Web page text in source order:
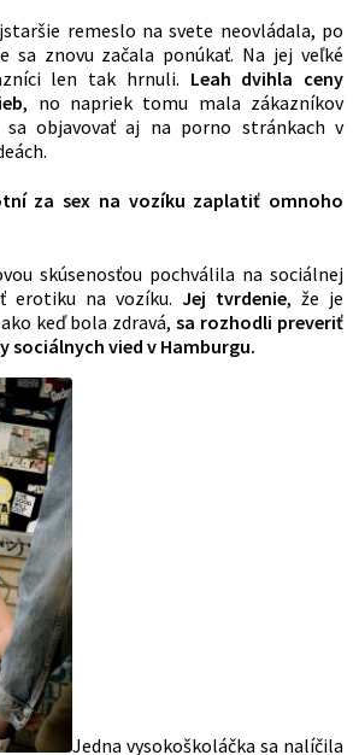
remeslo na svete neovládala, po
sa znovu začala ponúkať. Na jej veľké
len tak hrnuli. Leah dvihla ceny
, no napriek tomu mala zákazníkov
objavovať aj na porno stránkach v
za sex na vozíku zaplatiť omnoho
skúsenosťou pochválila na sociálnej
erotiku na vozíku. Jej tvrdenie, že je
keď bola zdravá,sa rozhodli preveriť
sociálnych vied v Hamburgu.
Jedna vysokoškoláčka sa nalíčila